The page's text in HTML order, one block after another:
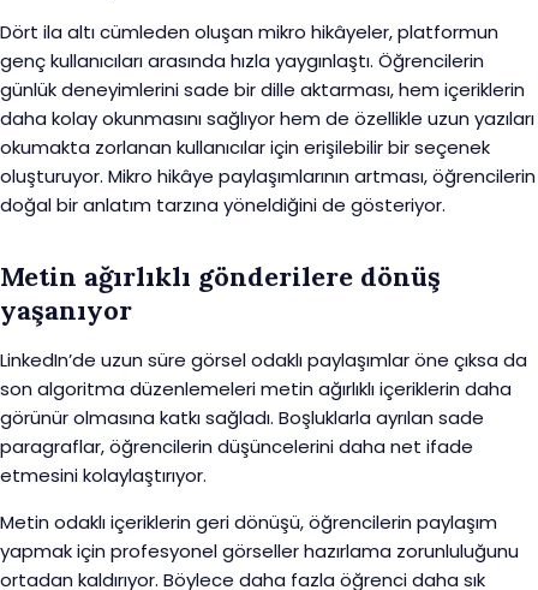
Dört ila altı cümleden oluşan mikro hikâyeler, platformun
genç kullanıcıları arasında hızla yaygınlaştı. Öğrencilerin
günlük deneyimlerini sade bir dille aktarması, hem içeriklerin
daha kolay okunmasını sağlıyor hem de özellikle uzun yazıları
okumakta zorlanan kullanıcılar için erişilebilir bir seçenek
oluşturuyor. Mikro hikâye paylaşımlarının artması, öğrencilerin
doğal bir anlatım tarzına yöneldiğini de gösteriyor.
Metin ağırlıklı gönderilere dönüş
yaşanıyor
LinkedIn’de uzun süre görsel odaklı paylaşımlar öne çıksa da
son algoritma düzenlemeleri metin ağırlıklı içeriklerin daha
görünür olmasına katkı sağladı. Boşluklarla ayrılan sade
paragraflar, öğrencilerin düşüncelerini daha net ifade
etmesini kolaylaştırıyor.
Metin odaklı içeriklerin geri dönüşü, öğrencilerin paylaşım
yapmak için profesyonel görseller hazırlama zorunluluğunu
ortadan kaldırıyor. Böylece daha fazla öğrenci daha sık